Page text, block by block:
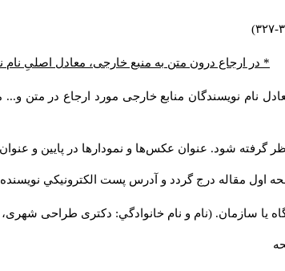
* در ارجاع درون متن به منبع خارجی، معادل اصلیِ
نام نویسندگان منابع خارجی مورد ارجاع در
گرفته شود. عنوان عکس‌ها و نمودارها در پایین و
اول مقاله درج گردد و آدرس پست الكترونيكي
یا سازمان. (نام و نام خانوادگي: دکتری طراحی شهری،